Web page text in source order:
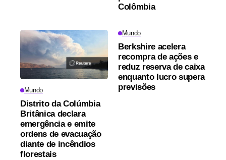
Colômbia
Mundo
Distrito da Colúmbia
Britânica declara
emergência e emite
ordens de evacuação
diante de incêndios
florestais
Mundo
Berkshire acelera
recompra de ações e
reduz reserva de caixa
enquanto lucro supera
previsões